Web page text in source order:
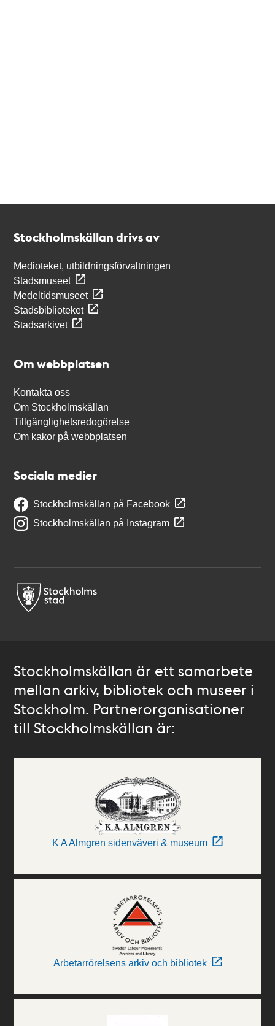
Stockholmskällan drivs av
Medioteket, utbildningsförvaltningen
Stadsmuseet
Medeltidsmuseet
Stadsbiblioteket
Stadsarkivet
Om webbplatsen
Kontakta oss
Om Stockholmskällan
Tillgänglighetsredogörelse
Om kakor på webbplatsen
Sociala medier
Stockholmskällan på Facebook
Stockholmskällan på Instagram
Stockholmskällan är ett samarbete
mellan arkiv, bibliotek och museer i
Stockholm. Partnerorganisationer
till Stockholmskällan är:
K A Almgren sidenväveri & museum
Arbetarrörelsens arkiv och bibliotek